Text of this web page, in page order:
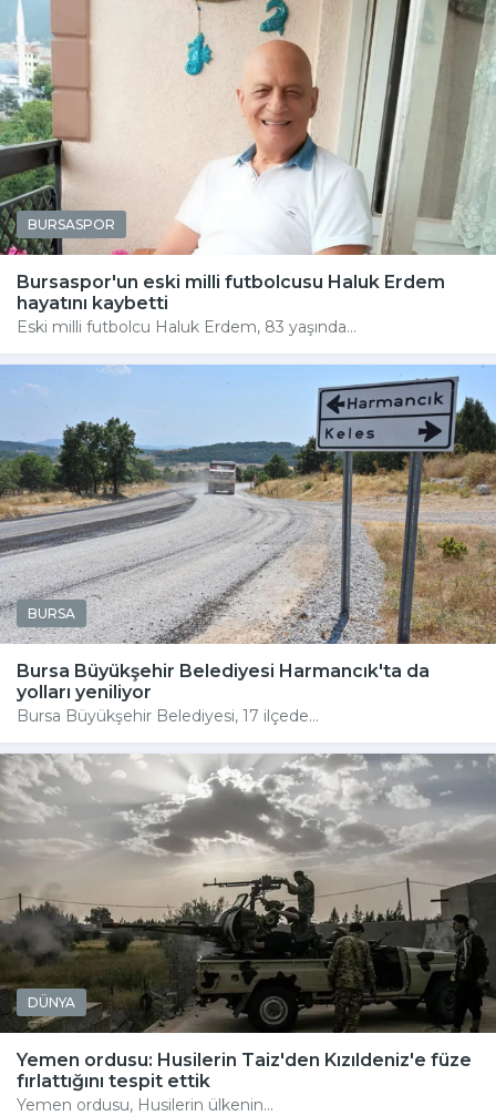
BURSASPOR
Bursaspor'un eski milli futbolcusu Haluk Erdem
hayatını kaybetti
Eski milli futbolcu Haluk Erdem, 83 yaşında...
BURSA
Bursa Büyükşehir Belediyesi Harmancık'ta da
yolları yeniliyor
Bursa Büyükşehir Belediyesi, 17 ilçede...
DÜNYA
Yemen ordusu: Husilerin Taiz'den Kızıldeniz'e füze
fırlattığını tespit ettik
Yemen ordusu, Husilerin ülkenin...